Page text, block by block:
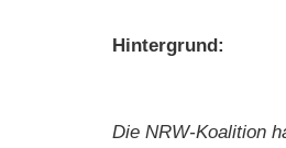
Hintergrund:
Die NRW-Koalition